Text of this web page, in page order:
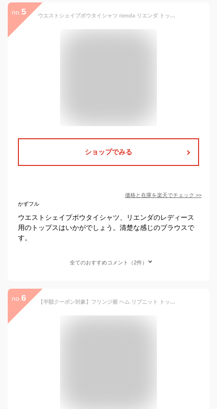
no. 5 ウエストシェイプボウタイシャツ rienda リエンダ トップス シャツ・ブラウス ホワイト ブラック【送料無料】[Rakuten Fashion]
ショップでみる
価格と在庫を楽天でチェック >>
かずフル
ウエストシェイプボウタイシャツ、リエンダのレディース
用のトップスはいかがでしょう。清楚な感じのブラウスで
す。
全てのおすすめコメント（2件）
no. 6 【半額クーポン対象】フリンジ裾 ヘム リブニット トップス ウエストシェイプ メリハリ 華奢見え クルーネック 長袖 ラウンドネック レディース おすすめ おしゃれ 2026春夏新作 【atpss26-1915】【即納：1-5営業日】【送料無料】メ込2